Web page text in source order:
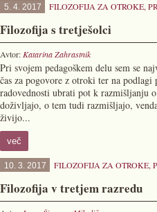
5. 4. 2017 FILOZOFIJA ZA OTROKE,
Filozofija s tretješolci
Avtor: Katarina Zahrastnik
Pri svojem pedagoškem delu sem se
čas za pogovore z otroki ter na
radovednosti ubrati pot k
doživljajo, o tem tudi razmišljajo,
živijo...
več
10. 3. 2017 FILOZOFIJA ZA OTROKE,
Filozofija v tretjem razredu